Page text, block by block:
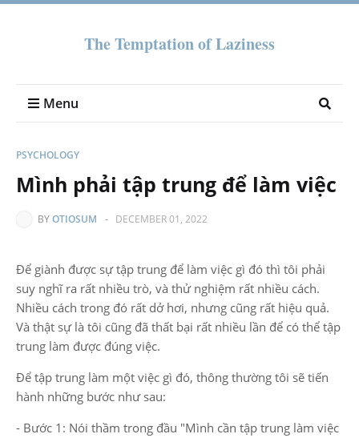
The Temptation of Laziness
Menu
PSYCHOLOGY
Mình phải tập trung để làm việc
BYOTIOSUM - DECEMBER 01, 2022
Để giành được sự tập trung để làm việc gì đó thì tôi phải
suy nghĩ ra rất nhiều trò, và thử nghiệm rất nhiều cách.
Nhiều cách trong đó rất dở hơi, nhưng cũng rất hiệu quả.
Và thật sự là tôi cũng đã thất bại rất nhiều lần để có thể tập
trung làm được đúng việc.
Để tập trung làm một việc gì đó, thông thường tôi sẽ tiến
hành những bước như sau:
- Bước 1: Nói thầm trong đầu "Mình cần tập trung làm việc